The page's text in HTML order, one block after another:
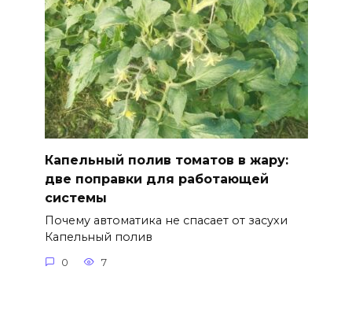
Капельный полив томатов в жару:
две поправки для работающей
системы
Почему автоматика не спасает от засухи
Капельный полив
0 7